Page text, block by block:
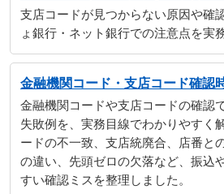
支店コードが見つからない原因や確
ょ銀行・ネット銀行での注意点を実
金融機関コード・支店コード確認
金融機関コードや支店コードの確認
失敗例を、実務目線でわかりやすく
ードの不一致、支店統廃合、店番と
の違い、先頭ゼロの欠落など、振込
すい確認ミスを整理しました。